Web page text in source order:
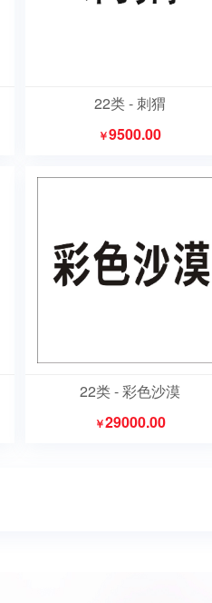
22类 - 刺猬
￥9500.00
22类 - 彩色沙漠
￥29000.00